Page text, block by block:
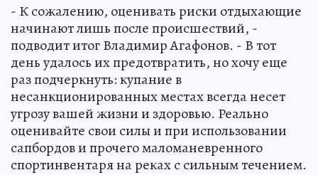
- К сожалению, оценивать риски отдыхающие
начинают лишь после происшествий, -
подводит итог Владимир Агафонов. - В тот
день удалось их предотвратить, но хочу еще
раз подчеркнуть: купание в
несанкционированных местах всегда несет
угрозу вашей жизни и здоровью. Реально
оценивайте свои силы и при использовании
сапбордов и прочего маломаневренного
спортинвентаря на реках с сильным течением.